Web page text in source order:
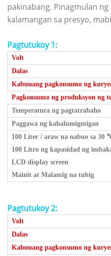
pakinabang. Pinagmulan
kalamangan sa presyo,
Pagtutukoy 1:
Volt
Dalas
Kabuuang pagkonsumo ng
Pagkonsumo ng produksyon ng
Temperatura ng pagtatrabaho
Paggawa ng kahalumigmigan
100 Liter / araw na nabuo sa 30
100 Litro ng kapasidad ng
LCD display screen
Mainit at Malamig na tubig
Pagtutukoy 2:
Volt
Dalas
Kabuuang pagkonsumo ng